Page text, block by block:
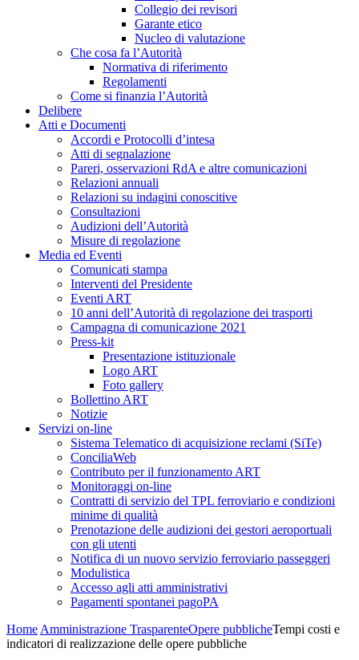
Collegio dei revisori
Garante etico
Nucleo di valutazione
Che cosa fa l’Autorità
Normativa di riferimento
Regolamenti
Come si finanzia l’Autorità
Delibere
Atti e Documenti
Accordi e Protocolli d’intesa
Atti di segnalazione
Pareri, osservazioni RdA e altre comunicazioni
Relazioni annuali
Relazioni su indagini conoscitive
Consultazioni
Audizioni dell’Autorità
Misure di regolazione
Media ed Eventi
Comunicati stampa
Interventi del Presidente
Eventi ART
10 anni dell’Autorità di regolazione dei trasporti
Campagna di comunicazione 2021
Press-kit
Presentazione istituzionale
Logo ART
Foto gallery
Bollettino ART
Notizie
Servizi on-line
Sistema Telematico di acquisizione reclami (SiTe)
ConciliaWeb
Contributo per il funzionamento ART
Monitoraggi on-line
Contratti di servizio del TPL ferroviario e condizioni
minime di qualità
Prenotazione delle audizioni dei gestori aeroportuali
con gli utenti
Notifica di un nuovo servizio ferroviario passeggeri
Modulistica
Accesso agli atti amministrativi
Pagamenti spontanei pagoPA
Home Amministrazione TrasparenteOpere pubblicheTempi costi e
indicatori di realizzazione delle opere pubbliche